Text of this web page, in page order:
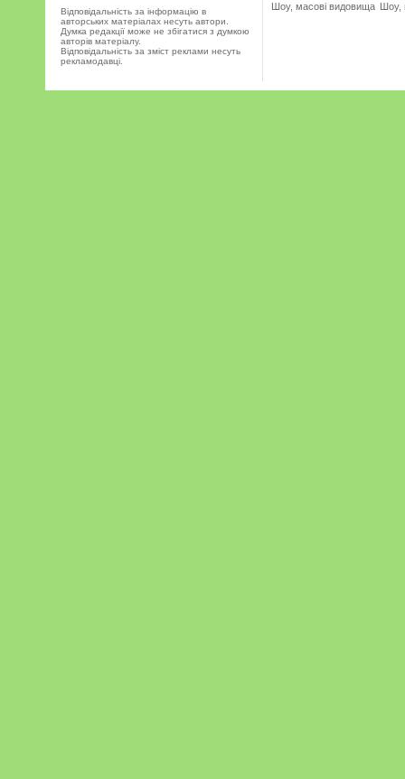
Відповідальність за інформацію в
авторських матеріалах несуть автори.
Думка редакції може не збігатися з думкою
авторів матеріалу.
Відповідальність за зміст реклами несуть
рекламодавці.
Шоу, масові видовища Шоу,